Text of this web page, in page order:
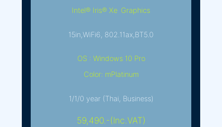
Intel® Iris® Xe Graphics
15in,WiFi6, 802.11ax,BT5.0
OS : Windows 10 Pro
Color: mPlatinum
1/1/0 year (Thai, Business)
59,490.-(Inc.VAT)